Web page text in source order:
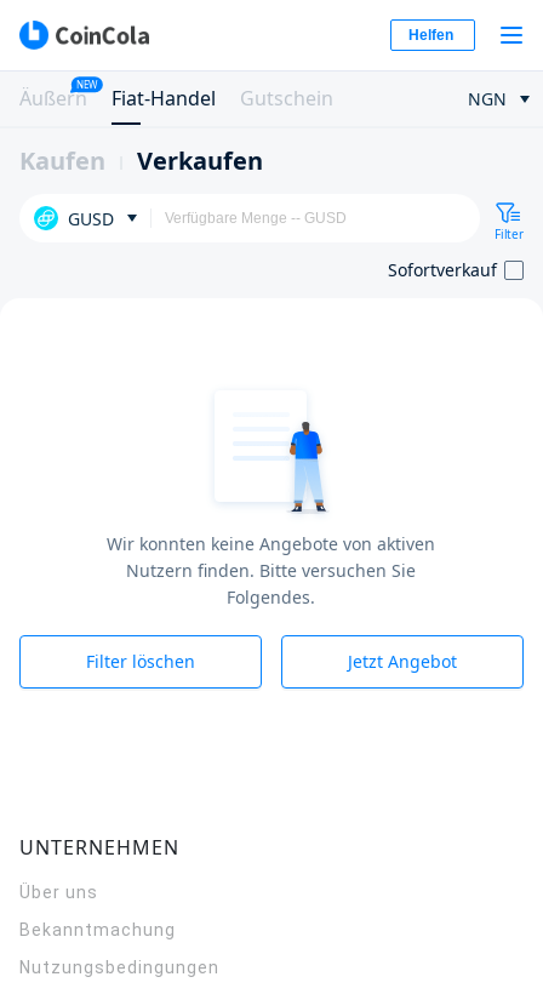
Helfen
Äußern
NEW
Fiat-Handel Gutschein NGN
Kaufen Verkaufen
GUSD
Filter
Sofortverkauf
Wir konnten keine Angebote von aktiven
Nutzern finden. Bitte versuchen Sie
Folgendes.
Filter löschen Jetzt Angebot
UNTERNEHMEN
Über uns
Bekanntmachung
Nutzungsbedingungen